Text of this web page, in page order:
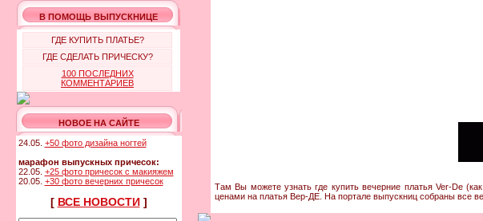
В ПОМОЩЬ ВЫПУСКНИЦЕ
ГДЕ КУПИТЬ ПЛАТЬЕ?
ГДЕ СДЕЛАТЬ ПРИЧЕСКУ?
100 ПОСЛЕДНИХ
КОММЕНТАРИЕВ
НОВОЕ НА САЙТЕ
24.05. +50 фото дизайна ногтей
марафон выпускных причесок:
22.05. +25 фото причесок с макияжем
20.05. +30 фото вечерних причесок
[ ВСЕ НОВОСТИ]
Там Вы можете узнать где купить вечерние платья Ver-De
ценами на платья Вер-ДЕ. На портале выпускниц собраны все